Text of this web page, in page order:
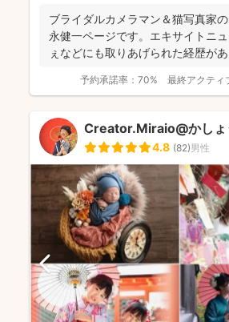
ブライダルカメラマン＆猫写真家
永健一ページです。エキサイトニ
ぇなどにも取りあげられた経歴があり
予約承諾率： 70% 最終アクティ
Creator.Miraio@かしょ
4.8 (82)男性